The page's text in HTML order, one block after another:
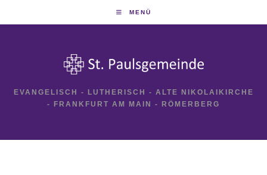
MENÜ
EVANGELISCH - LUTHERISCH - ALTE NIKOLAIKIRCHE
- FRANKFURT AM MAIN - RÖMERBERG